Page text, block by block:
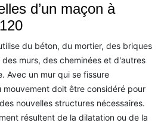
d’un maçon à
du béton, du mortier, des briques
murs, des cheminées et d'autres
Avec un mur qui se fissure
doit être considéré pour
nouvelles structures nécessaires.
résultent de la dilatation ou de la